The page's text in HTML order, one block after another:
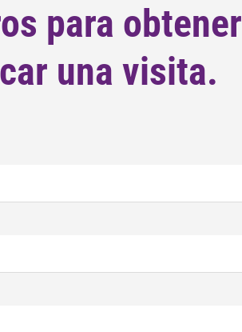
para obtener
una visita.